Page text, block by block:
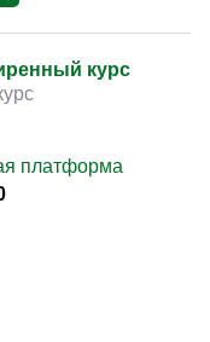
курс
платформа